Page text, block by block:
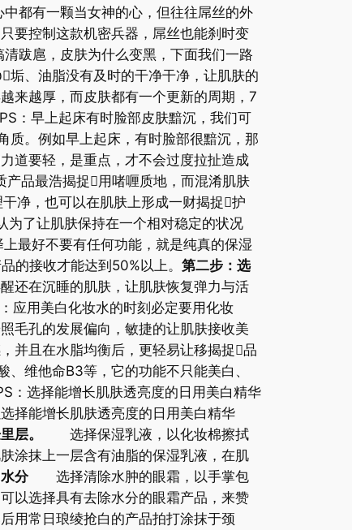
都有一颗当女神的心，但往往屌丝的外
要控制这款机密兵器，屌丝也能刹时变
跋扈，皮肤为什么变黑，下面我们一路
、油脂没有及时的干净干净，让肌肤的
来越厚，而皮肤都有一个更新的周期，7
：早上起床有时脸部皮肤黯沉，我们可
。例如早上起床，有时脸部很黯沉，那
道要轻，是重点，才不会过度拉扯造成
品最浩揭捉用啫喱质地，而混淆肌肤
净，也可以在肌肤上形成一财揭捉护
了让肌肤保持在一个相对稳定的状况
最好不要有任何功能，就是纯真的保湿
的接收才能达到50%以上。 第二步：选
在沉睡的肌肤，让肌肤恢复弹力与活
应用美白化妆水的时刻必定要用化妆
孔的发展偏向，敏捷的让肌肤接收美
并且在水脂均衡后，更轻易让移揭捉品
维他命B3等，它的功能不只能美白、
：选择能增长肌肤透亮度的日用美白精华
择能增长肌肤透亮度的日用美白精华
层。
选择保湿乳液，以化妆棉擦拭
涂抹上一层含有油脂的保湿乳液，在肌
分 选择清除水肿的眼霜，以手掌包
以选择具有去除水分的眼霜产品，来赞
常日琅绫抢白的产品拍打涂抹于颈